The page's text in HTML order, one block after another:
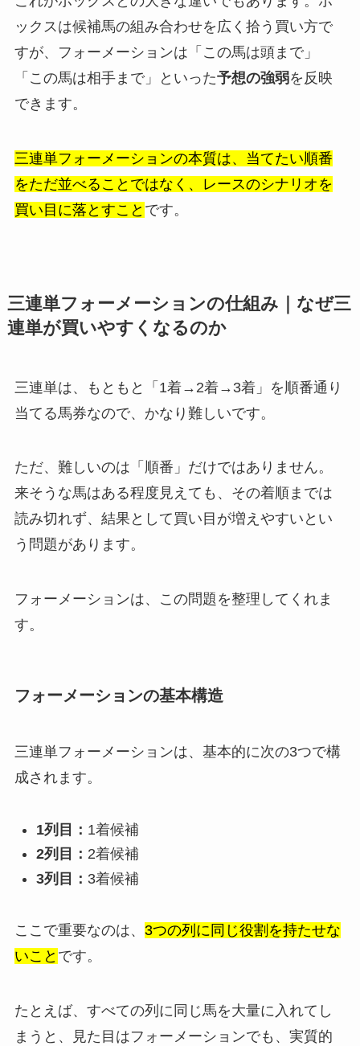
ックスは候補馬の組み合わせを広く拾う買い方で
すが、フォーメーションは「この馬は頭まで」
「この馬は相手まで」といった予想の強弱を反映
できます。
三連単フォーメーションの本質は、当てたい順番
をただ並べることではなく、レースのシナリオを
買い目に落とすこと です。
三連単フォーメーションの仕組み｜なぜ三
連単が買いやすくなるのか
三連単は、もともと「1着→2着→3着」を順番通り
当てる馬券なので、かなり難しいです。
ただ、難しいのは「順番」だけではありません。
来そうな馬はある程度見えても、その着順までは
読み切れず、結果として買い目が増えやすいとい
う問題があります。
フォーメーションは、この問題を整理してくれま
す。
フォーメーションの基本構造
三連単フォーメーションは、基本的に次の3つで構
成されます。
1列目： 1着候補
2列目： 2着候補
3列目： 3着候補
ここで重要なのは、 3つの列に同じ役割を持たせな
いこと です。
たとえば、すべての列に同じ馬を大量に入れてし
まうと、見た目はフォーメーションでも、実質的